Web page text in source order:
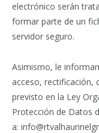
electrónico serán
formar parte de un
servidor seguro.
Asimismo, le
acceso, rectificación,
previsto en la Ley
Protección de Datos
a: